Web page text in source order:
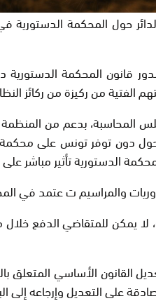
حول المحكمة
المحكمة الدستورية
الفتية من ركيزة من ركائز
المحاسبة، بدعم من
دون توفر تونس على
الدستورية تأثير مباشر
والمراسيم ت عتمد في
يمكن للمتقاضي الدفع
الأساسي المتعلق
على التعديل وإرجاعه إلى